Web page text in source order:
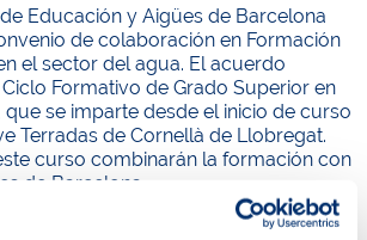
Educación y Aigües de Barcelona
de colaboración en Formación
el sector del agua. El acuerdo
Formativo de Grado Superior en
que se imparte desde el inicio de curso
Terradas de Cornellà de Llobregat.
curso combinarán la formación con
de Barcelona.
de Transformación y Control de